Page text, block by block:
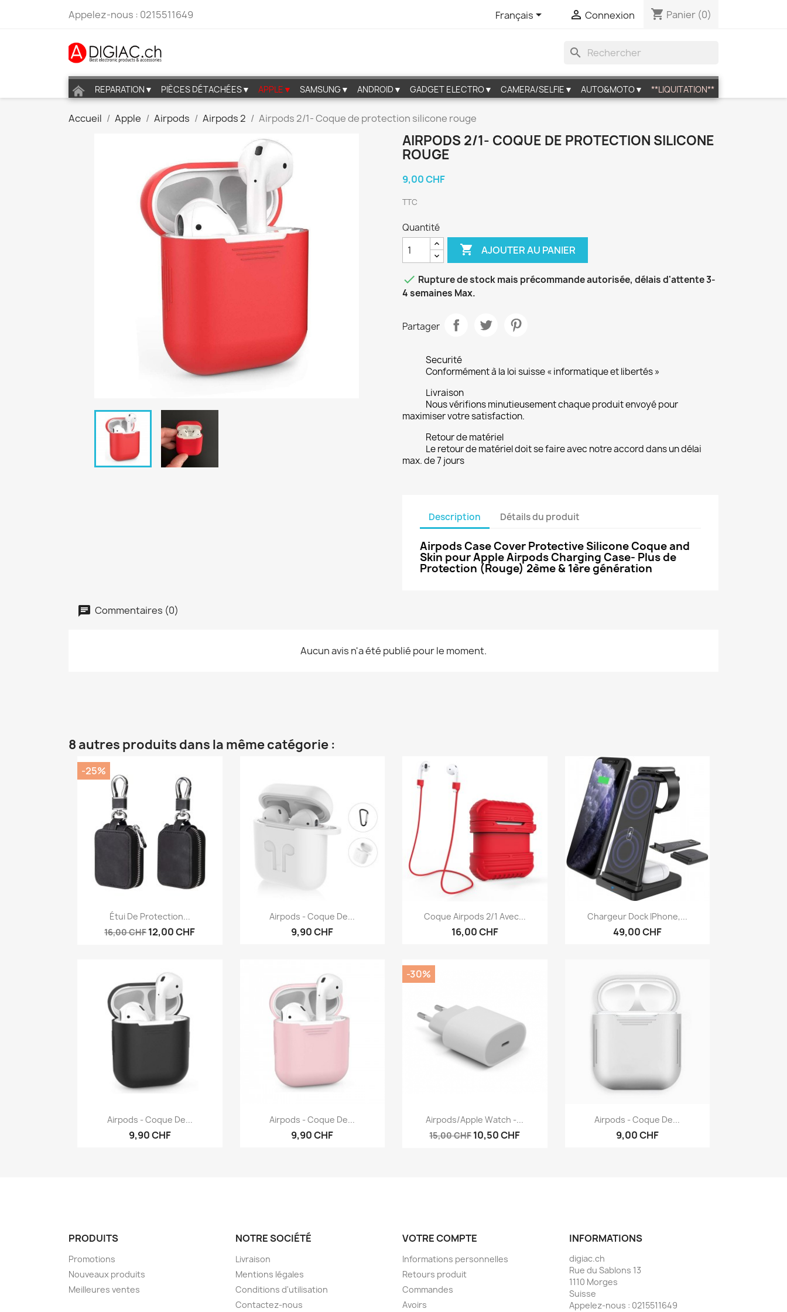
Appelez-nous : 0215511649 Français  Connexion shopping_cart Panier (0)
search
REPARATION▼ PIÈCES DÉTACHÉES▼ APPLE▼ SAMSUNG▼ ANDROID▼ GADGET ELECTRO▼ CAMERA/SELFIE▼ AUTO&MOTO▼ **LIQUITATION**
Accueil Apple Airpods Airpods 2 Airpods 2/1- Coque de protection silicone rouge
AIRPODS 2/1- COQUE DE PROTECTION SILICONE
ROUGE
9,00 CHF
TTC
Quantité
 AJOUTER AU PANIER
 Rupture de stock mais précommande autorisée, délais d'attente 3-
4 semaines Max.
Partager
Securité
Conformément à la loi suisse « informatique et libertés »
Livraison
Nous vérifions minutieusement chaque produit envoyé pour
maximiser votre satisfaction.
Retour de matériel
Le retour de matériel doit se faire avec notre accord dans un délai
max. de 7 jours
Description Détails du produit
Airpods Case Cover Protective Silicone Coque and
Skin pour Apple Airpods Charging Case- Plus de
Protection (Rouge) 2ème & 1ère génération
Commentaires (0)
Aucun avis n'a été publié pour le moment.
8 autres produits dans la même catégorie :
Aperçu rapide
Étui De Protection...
16,00 CHF12,00 CHF
-25%
Aperçu rapide
Airpods - Coque De...
9,90 CHF
Aperçu rapide
Coque Airpods 2/1 Avec...
16,00 CHF
Aperçu rapide
Chargeur Dock IPhone,...
49,00 CHF
Aperçu rapide
Airpods - Coque De...
9,90 CHF
Aperçu rapide
Airpods - Coque De...
9,90 CHF
Aperçu rapide
Airpods/Apple Watch -...
15,00 CHF10,50 CHF
-30%
Aperçu rapide
Airpods - Coque De...
9,00 CHF
PRODUITS
Promotions
Nouveaux produits
Meilleures ventes
NOTRE SOCIÉTÉ
Livraison
Mentions légales
Conditions d'utilisation
Contactez-nous
VOTRE COMPTE
Informations personnelles
Retours produit
Commandes
Avoirs
INFORMATIONS
digiac.ch
Rue du Sablons 13
1110 Morges
Suisse
Appelez-nous : 0215511649